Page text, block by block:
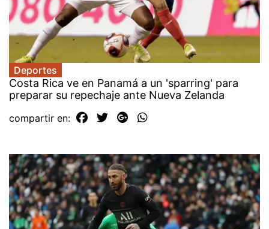
Deportes
Costa Rica ve en Panamá a un 'sparring' para
preparar su repechaje ante Nueva Zelanda
compartir en: